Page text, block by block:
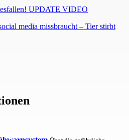
UPDATE VIDEO
media missbraucht – Tier stirbt